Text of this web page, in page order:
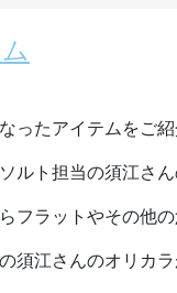
ったアイテムをご紹
ルト担当の須江さ
フラットやその他
須江さんのオリカラ